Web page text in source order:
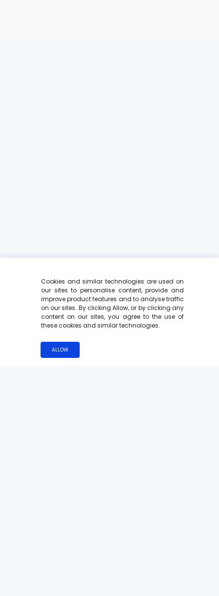
Cookies and similar technologies are used on
our sites to personalise content, provide and
improve product features and to analyse traffic
on our sites. By clicking Allow, or by clicking any
content on our sites, you agree to the use of
these cookies and similar technologies.
ALLOW